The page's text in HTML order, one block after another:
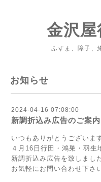
金沢
ふすま、障子、
お知らせ
2024-04-16 07:08:00
新調折込み広告のご案内
いつもありがとうございま
４月16日行田・鴻巣・羽生
新調折込み広告を致しまし
お気軽にお問い合わせ下さ